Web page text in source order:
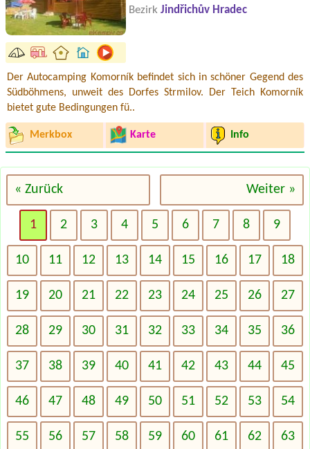
Bezirk Jindřichův Hradec
Der Autocamping Komorník befindet sich in schöner Gegend des
Südböhmens, unweit des Dorfes Strmilov. Der Teich Komorník
bietet gute Bedingungen fü..
Merkbox Karte Info
« Zurück Weiter »
1 2 3 4 5 6 7 8 9
10 11 12 13 14 15 16 17 18
19 20 21 22 23 24 25 26 27
28 29 30 31 32 33 34 35 36
37 38 39 40 41 42 43 44 45
46 47 48 49 50 51 52 53 54
55 56 57 58 59 60 61 62 63